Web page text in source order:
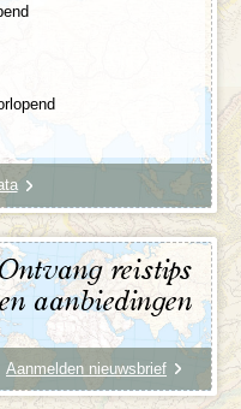
reistips
aanbiedingen
Aanmelden nieuwsbrief